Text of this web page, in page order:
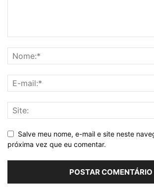
Salve meu nome, e-mail e site neste
próxima vez que eu comentar.